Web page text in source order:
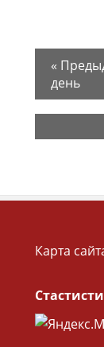
«
день
Карта